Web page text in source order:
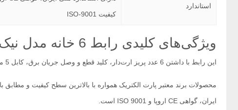
استاندارد
کیفیت ISO-9001
ویژگی‌های کلیدی رابط 6 خانه مدل نیک پارت الکتریک:
این رابط با داشتن 6 عدد پریز ارت‌دار، کلید قطع و وصل جریان برق، کابل 5 متری استاندارد و بدنه‌ی مقاوم یکی از گزینه‌های ایده‌آل برای برق‌رسانی امن و منظم در فضاهای مختلف محسوب می‌شود.
محصولات برند معتبر پارت الکتریک همواره با بالاترین سطح کیفیت و مطابق با
ایران، گواهی CE اروپا و ISO 9001 است.